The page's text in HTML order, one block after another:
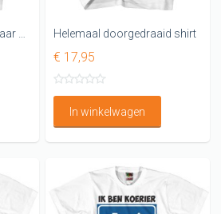
Helemaal doorgedraaid shirt
€ 17,95
In winkelwagen